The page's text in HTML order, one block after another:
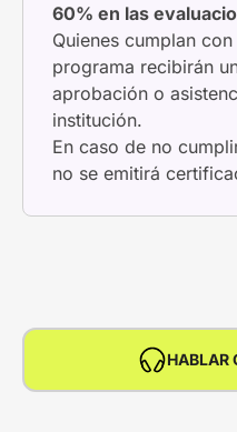
60% en las
Quienes cumplan
programa recibirán
aprobación o
institución.
En caso de no
no se emitirá
HABLAR